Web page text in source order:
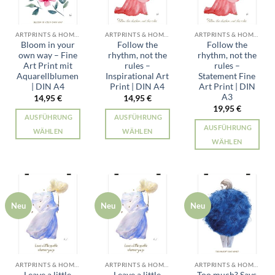
ARTPRINTS & HOME ALLE PRODUKTE
Bloom in your
own way – Fine
Art Print mit
Aquarellblumen
| DIN A4
14,95€
AUSFÜHRUNG
WÄHLEN
mehrere
Varianten
auf.
Die
Optionen
können
auf
ARTPRINTS & HOME ALLE PRODUKTE
Follow the
rhythm, not the
rules –
Inspirational Art
Print | DIN A4
14,95€
AUSFÜHRUNG
WÄHLEN
mehrere
Varianten
auf.
Die
Optionen
können
auf
ARTPRINTS & HOME ALLE PRODUKTE
Follow the
rhythm, not the
rules –
Statement Fine
Art Print | DIN
A3
19,95€
AUSFÜHRUNG
WÄHLEN
weist
mehrere
Varianten
auf.
Die
Optionen
auf
Neu Neu Neu